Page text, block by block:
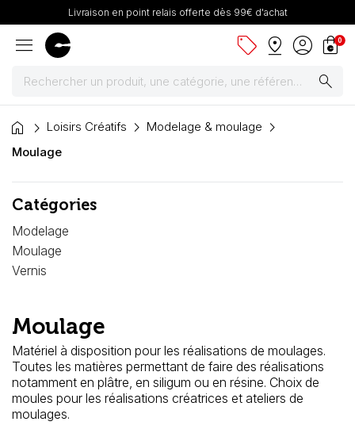
Livraison en point relais offerte dès 99€ d'achat
menu sell pin_drop account_circle shopping_bag
0
search
Peintures
Châssis, toiles & chevalets
Papiers
Cartons mousse & plume
Loisirs Créatifs
Coffrets & cadeaux
home Loisirs Créatifs
Modelage & moulage
Moulage
Catégories
Modelage
Moulage
Vernis
Moulage
Matériel à disposition pour les réalisations de moulages.
Toutes les matières permettant de faire des réalisations
notamment en plâtre, en siligum ou en résine. Choix de
moules pour les réalisations créatrices et ateliers de
moulages.